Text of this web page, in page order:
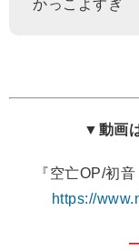
かっこよすぎ
▼動画
『空亡OP/初
https://